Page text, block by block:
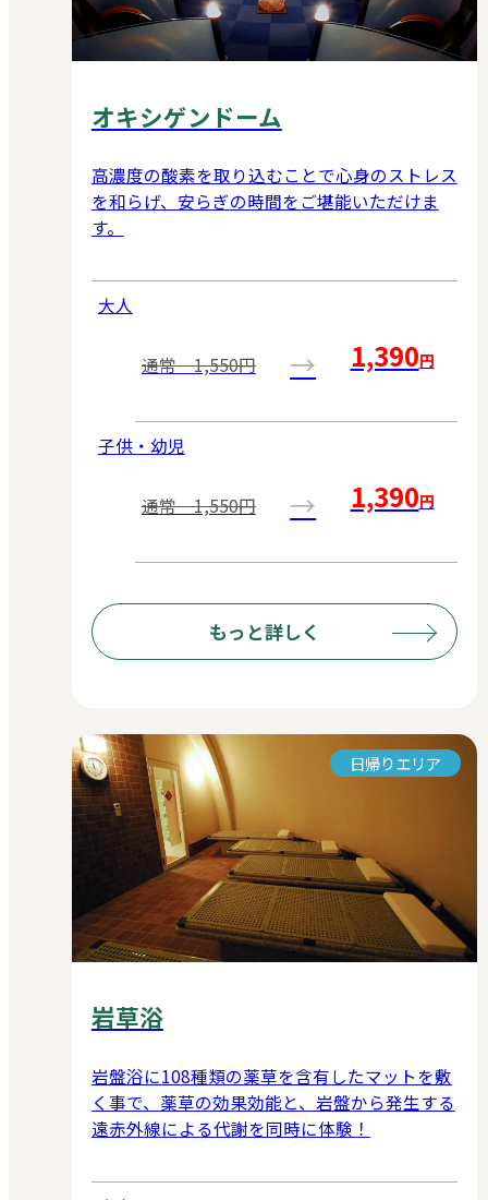
オキシゲンドーム
高濃度の酸素を取り込むことで心身のストレス
を和らげ、安らぎの時間をご堪能いただけま
す。
大人
通常 1,550円 → 1,390円
子供・幼児
通常 1,550円 → 1,390円
もっと詳しく
日帰りエリア
岩草浴
岩盤浴に108種類の薬草を含有したマットを敷
く事で、薬草の効果効能と、岩盤から発生する
遠赤外線による代謝を同時に体験！